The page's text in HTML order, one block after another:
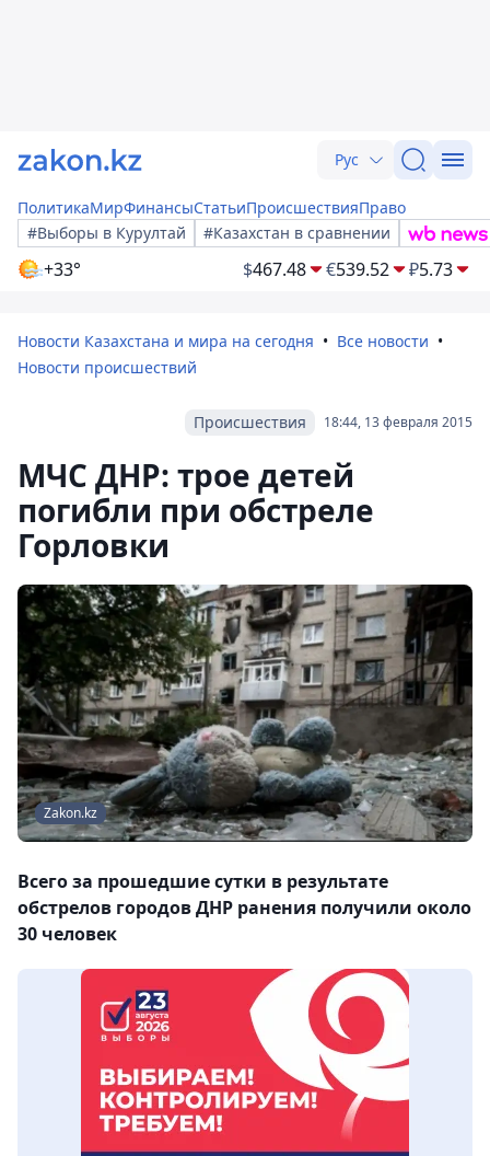
Рус
ПолитикаМирФинансыСтатьиПроисшествияПраво
#Выборы в Курултай
#Казахстан в сравнении
+33° $467.48 €539.52 ₽5.73
Новости Казахстана и мира на сегодня
Все новости
Новости происшествий
18:44, 13 февраля 2015
Происшествия
МЧС ДНР: трое детей
погибли при обстреле
Горловки
Zakon.kz
Всего за прошедшие сутки в результате
обстрелов городов ДНР ранения получили около
30 человек